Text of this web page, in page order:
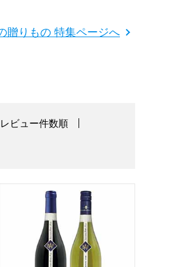
贈りもの 特集ページへ
レビュー件数順
】[MS-RB2]
【夏の贈りもの・お中元】[GV2-RR2]
ブルゴーニュワイン赤白セット【夏の